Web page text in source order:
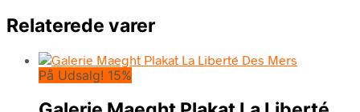
Relaterede varer
På Udsalg! 15%